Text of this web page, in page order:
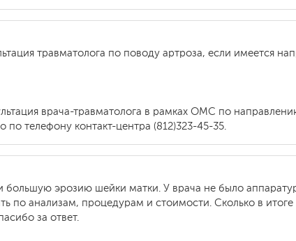
травматолога по поводу артроза, если имеется
врача-травматолога в рамках ОМС по
телефону контакт-центра (812)323-45-35.
эрозию шейки матки. У врача не было
по анализам, процедурам и стоимости. Сколько в
за ответ.